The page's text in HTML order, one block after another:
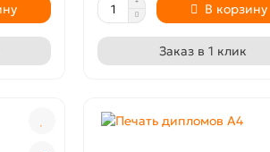
В корзину
Заказ в 1 клик